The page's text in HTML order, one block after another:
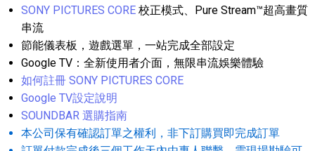
SONY PICTURES CORE 校正模式、Pure Stream™超高畫質
串流
節能儀表板，遊戲選單，一站完成全部設定
Google TV：全新使用者介面，無限串流娛樂體驗
如何註冊 SONY PICTURES CORE
Google TV設定說明
SOUNDBAR 選購指南
本公司保有確認訂單之權利，非下訂購買即完成訂單